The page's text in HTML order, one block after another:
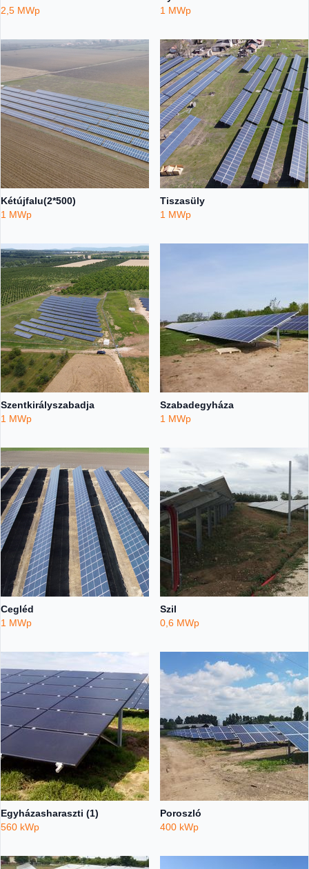
2,5 MWp
1 MWp
Kétújfalu(2*500)
1 MWp
Tiszasüly
1 MWp
Szentkirályszabadja
1 MWp
Szabadegyháza
1 MWp
Cegléd
1 MWp
Szil
0,6 MWp
Egyházasharaszti (1)
560 kWp
Poroszló
400 kWp